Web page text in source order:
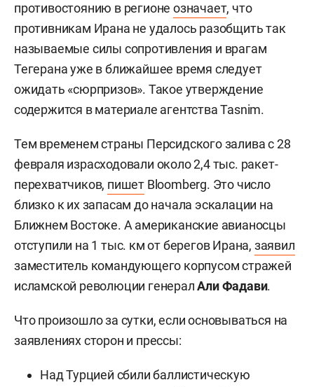
противостоянию в регионеозначает, что
противникам Ирана не удалось разобщить так
называемые силы сопротивления и врагам
Тегерана уже в ближайшее время следует
ожидать «сюрпризов». Такое утверждение
содержится в материале агентства Tasnim.
Тем временем страны Персидского залива с 28
февраля израсходовали около 2,4 тыс. ракет-
перехватчиков, пишет Bloomberg. Это число
близко к их запасам до начала эскалации на
Ближнем Востоке. А американские авианосцы
отступили на 1 тыс. км от берегов Ирана, заявил
заместитель командующего корпусом стражей
исламской революции генералАли Фадави.
Что произошло за сутки, если основываться на
заявлениях сторон и прессы:
Над Турцией сбили баллистическую